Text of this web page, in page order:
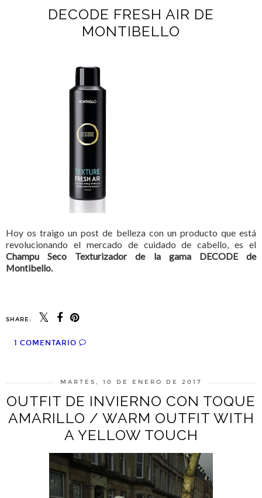
DECODE FRESH AIR DE
MONTIBELLO
Hoy os traigo un post de belleza con un producto que está
revolucionando el mercado de cuidado de cabello, es el
Champu Seco Texturizador de la gama DECODE de
Montibello.
SHARE:
1 COMENTARIO
MARTES, 10 DE ENERO DE 2017
OUTFIT DE INVIERNO CON TOQUE
AMARILLO / WARM OUTFIT WITH
A YELLOW TOUCH